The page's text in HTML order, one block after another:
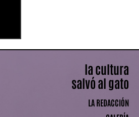
la cultura
salvó al gato
LA REDACCIÓN